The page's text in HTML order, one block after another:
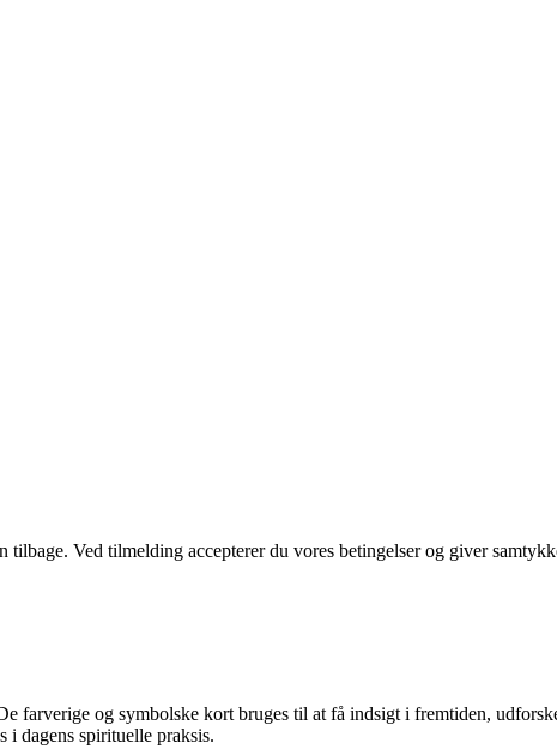
Ved tilmelding accepterer du vores betingelser og giver
farverige og symbolske kort bruges til at få indsigt i fremtiden,
i dagens spirituelle praksis.